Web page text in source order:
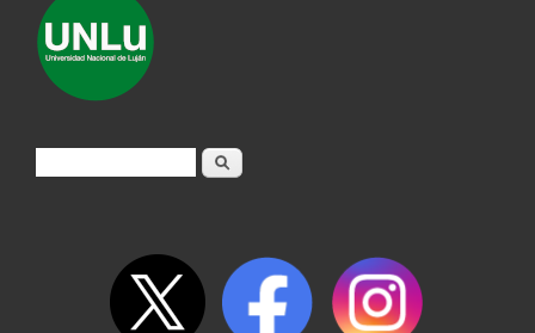
Formulario de búsqueda
Buscar